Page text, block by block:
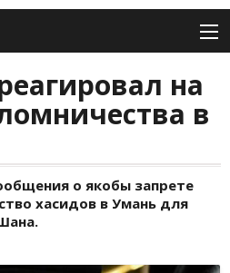
на
в
о якобы запрете
хасидов в Умань для